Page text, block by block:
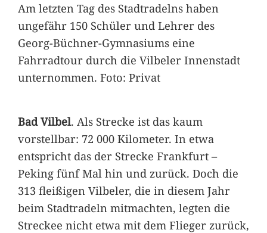
Am letzten Tag des Stadtradelns haben
ungefähr 150 Schüler und Lehrer des
Georg-Büchner-Gymnasiums eine
Fahrradtour durch die Vilbeler Innenstadt
unternommen. Foto: Privat
Bad Vilbel. Als Strecke ist das kaum
vorstellbar: 72 000 Kilometer. In etwa
entspricht das der Strecke Frankfurt –
Peking fünf Mal hin und zurück. Doch die
313 fleißigen Vilbeler, die in diesem Jahr
beim Stadtradeln mitmachten, legten die
Streckee nicht etwa mit dem Flieger zurück,